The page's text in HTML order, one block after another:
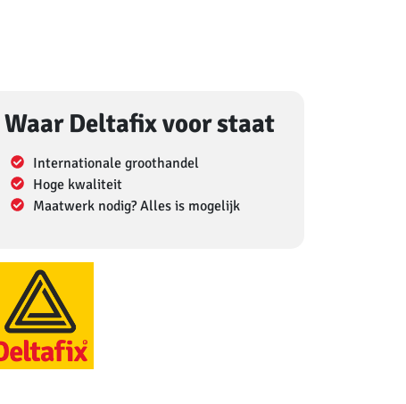
Waar Deltafix voor staat
Internationale groothandel
Hoge kwaliteit
Maatwerk nodig? Alles is mogelijk